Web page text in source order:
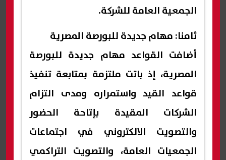
الجمعية العامة للشركة.
ثامنا: مهام جديدة للبورصة المصرية
أضافت القواعد مهام جديدة للبورصة
المصرية، إذ باتت ملتزمة بمتابعة تنفيذ
قواعد القيد واستمراره ومدى التزام
الشركات المقيدة بإتاحة الحضور
والتصويت الالكتروني في اجتماعات
الجمعيات العامة، والتصويت التراكمي